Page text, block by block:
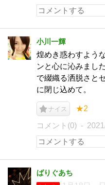
小川一輝
煌めき惑わすよう
ンと心に沁みまし
で綴織る洒脱さと
に閉じ込めて。
ナイス ★2
コメント(0)
ばりぐあち